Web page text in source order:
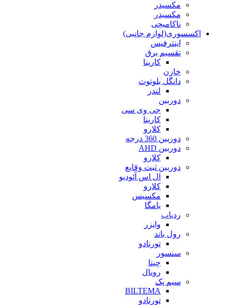
مکسیدر
مکسیدر
ناکامیچی
اکسسوری(لوازم جانبی)
اینترفیس
تقسیم برق
کارینا
خازن
دانگل بلوتوث
لندر
دوربین
جی وی سی
کارینا
کلارو
دوربین 360 درجه
دوربین AHD
کلارو
دوربین ثبت وقایع
ال اس آئودیو
کلارو
مکسیس
یامگا
ردیاب
وایزر
رول باند
تورنادو
سنسور
چیتا
رویال
سیم پک
BILTEMA
تورنادو